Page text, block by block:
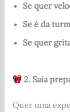
Se quer
Se é da
Se quer
2. Saia
Quer uma